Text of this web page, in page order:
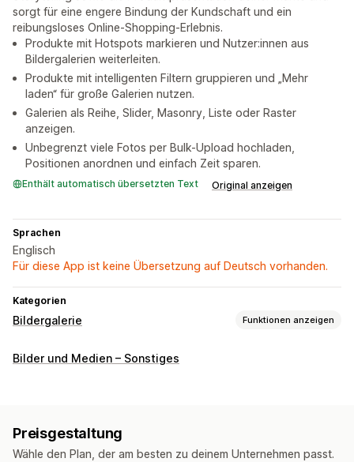
sorgt für eine engere Bindung der Kundschaft und ein
reibungsloses Online-Shopping-Erlebnis.
Produkte mit Hotspots markieren und Nutzer:innen aus
Bildergalerien weiterleiten.
Produkte mit intelligenten Filtern gruppieren und „Mehr
laden“ für große Galerien nutzen.
Galerien als Reihe, Slider, Masonry, Liste oder Raster
anzeigen.
Unbegrenzt viele Fotos per Bulk-Upload hochladen,
Positionen anordnen und einfach Zeit sparen.
Enthält automatisch übersetzten Text Original anzeigen
Sprachen
Englisch
Für diese App ist keine Übersetzung auf Deutsch vorhanden.
Kategorien
Bildergalerie Funktionen anzeigen
Galeriearten
Benutzerdefinierte Stile
Symbolposition
Drag-&-Drop-Editor
Bildgrößenänderung
Bilder und Medien – Sonstiges
Preisgestaltung
Wähle den Plan, der am besten zu deinem Unternehmen passt.